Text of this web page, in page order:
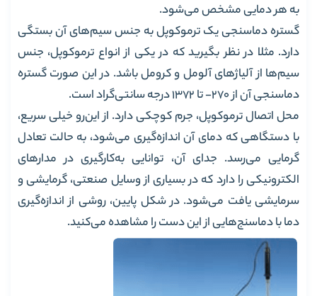
به هر دمایی مشخص می‌شود.
گستره‌ دماسنجی یک ترموکوپل به جنس سیم‌های آن بستگی
دارد. مثلا در نظر بگیرید که در یکی از انواع ترموکوپل، جنس
سیم‌ها از آلیاژهای آلومل و کرومل باشد. در این صورت گستره‌
دماسنجی آن از 270- تا 1372 درجه سانتی‌گراد است.
محل اتصال ترموکوپل، جرم کوچکی دارد. از این‌رو خیلی سریع،
با دستگاهی که دمای آن اندازه‌گیری می‌شود، به حالت تعادل
گرمایی می‌رسد. جدای آن، توانایی به‌کارگیری در مدارهای
الکترونیکی را دارد که در بسیاری از وسایل صنعتی، گرمایشی و
سرمایشی یافت می‌شود. در شکل پایین، روشی از اندازه‌گیری
دما با دماسنج‌هایی از این دست را مشاهده می‌کنید.